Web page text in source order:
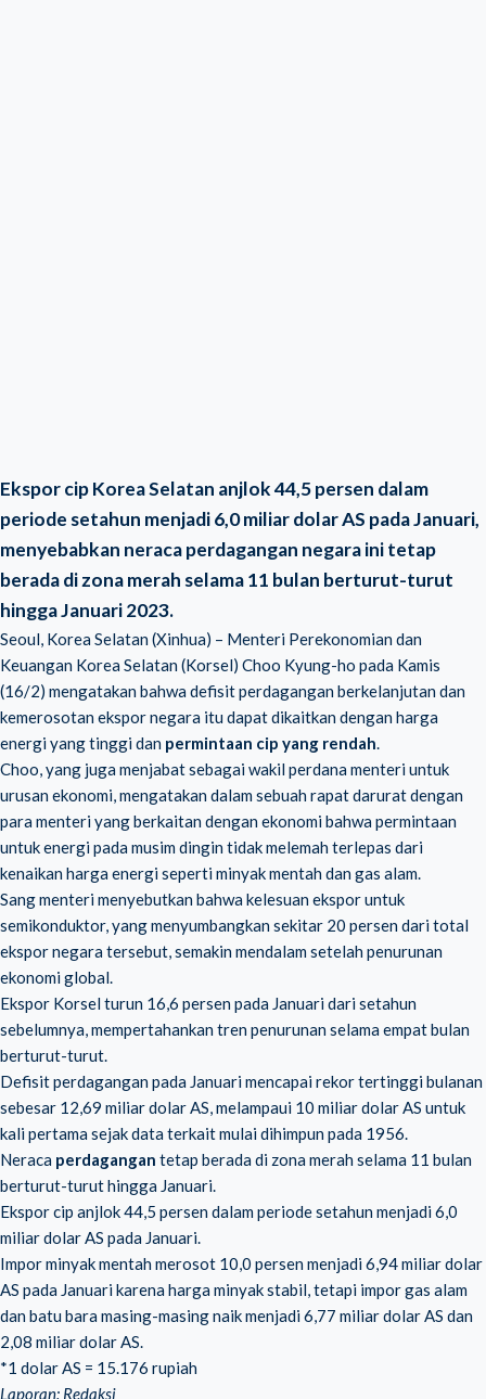
Ekspor cip Korea Selatan anjlok 44,5 persen dalam
periode setahun menjadi 6,0 miliar dolar AS pada Januari,
menyebabkan neraca perdagangan negara ini tetap
berada di zona merah selama 11 bulan berturut-turut
hingga Januari 2023.
Seoul, Korea Selatan (Xinhua) – Menteri Perekonomian dan
Keuangan Korea Selatan (Korsel) Choo Kyung-ho pada Kamis
(16/2) mengatakan bahwa defisit perdagangan berkelanjutan dan
kemerosotan ekspor negara itu dapat dikaitkan dengan harga
energi yang tinggi dan permintaan cip yang rendah.
Choo, yang juga menjabat sebagai wakil perdana menteri untuk
urusan ekonomi, mengatakan dalam sebuah rapat darurat dengan
para menteri yang berkaitan dengan ekonomi bahwa permintaan
untuk energi pada musim dingin tidak melemah terlepas dari
kenaikan harga energi seperti minyak mentah dan gas alam.
Sang menteri menyebutkan bahwa kelesuan ekspor untuk
semikonduktor, yang menyumbangkan sekitar 20 persen dari total
ekspor negara tersebut, semakin mendalam setelah penurunan
ekonomi global.
Ekspor Korsel turun 16,6 persen pada Januari dari setahun
sebelumnya, mempertahankan tren penurunan selama empat bulan
berturut-turut.
Defisit perdagangan pada Januari mencapai rekor tertinggi bulanan
sebesar 12,69 miliar dolar AS, melampaui 10 miliar dolar AS untuk
kali pertama sejak data terkait mulai dihimpun pada 1956.
Neraca perdagangan tetap berada di zona merah selama 11 bulan
berturut-turut hingga Januari.
Ekspor cip anjlok 44,5 persen dalam periode setahun menjadi 6,0
miliar dolar AS pada Januari.
Impor minyak mentah merosot 10,0 persen menjadi 6,94 miliar dolar
AS pada Januari karena harga minyak stabil, tetapi impor gas alam
dan batu bara masing-masing naik menjadi 6,77 miliar dolar AS dan
2,08 miliar dolar AS.
*1 dolar AS = 15.176 rupiah
Laporan: Redaksi